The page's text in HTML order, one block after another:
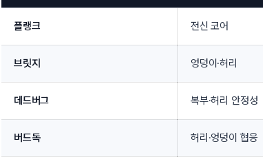
플랭크 전신 코어
브릿지 엉덩이·허리
데드버그 복부·허리 안정성
버드독 허리·엉덩이 협응